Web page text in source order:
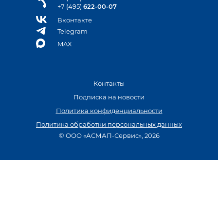
+7 (495) 622-00-07
Вконтакте
Telegram
MAX
Контакты
Подписка на новости
Политика конфиденциальности
Политика обработки персональных данных
© ООО «АСМАП-Сервис», 2026